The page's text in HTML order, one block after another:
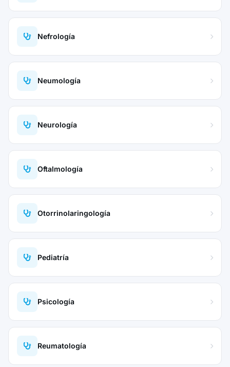
Nefrología
Neumología
Neurología
Oftalmología
Otorrinolaringología
Pediatría
Psicología
Reumatología